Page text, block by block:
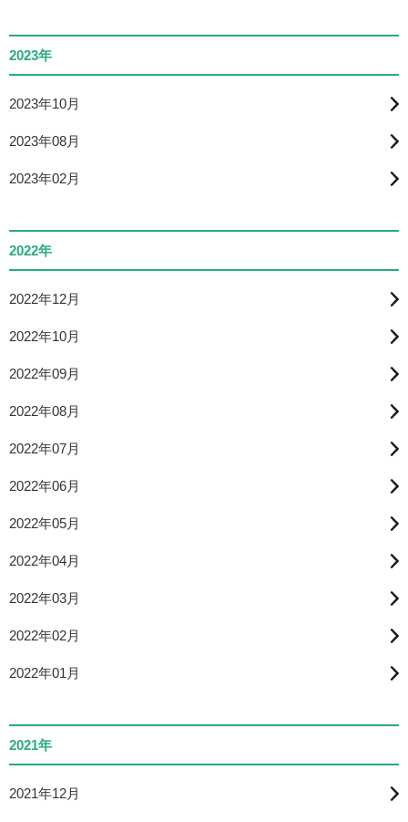
2023年
2023年10月
2023年08月
2023年02月
2022年
2022年12月
2022年10月
2022年09月
2022年08月
2022年07月
2022年06月
2022年05月
2022年04月
2022年03月
2022年02月
2022年01月
2021年
2021年12月